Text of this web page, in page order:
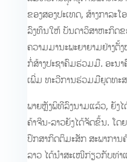
ຂອງ​ສອງ​ປະ​ເທດ, ສ້າງ​ກາລະ​
ລົງທຶນ​ໃຫ້ ບັນດາ​ວິ​ສາ​ຫະກິດ​
ຄວາມ​ມານະ​ພະຍາຍາມ​ຢ່າງ​
ກໍ່ສ້າງ​ປະຊາ​ຄົມ​ຮ່ວມ​ມື. ອະນາ
ເພີ່ມ ທະວີ​ການ​ຮ່ວມ​ມື​ຍຸດ​ທະ​
ພາຍຫຼັງ​ພິທີ​ລົງ​ນາມ​ແລ້ວ, ຍັງ
ຄ້າ​ຈີນ-ລາວ​ຍັງ​ໄດ້​ຈັດ​ຂຶ້ນ. ໂ
ປຶກສາກິດຕິມະສັກ ສະພາການ
ລາວ ໄດ້ນຳສະເໜີກ່ຽວກັບທ່